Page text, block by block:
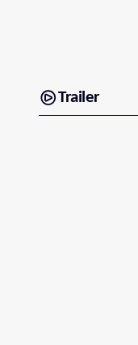
Trailer